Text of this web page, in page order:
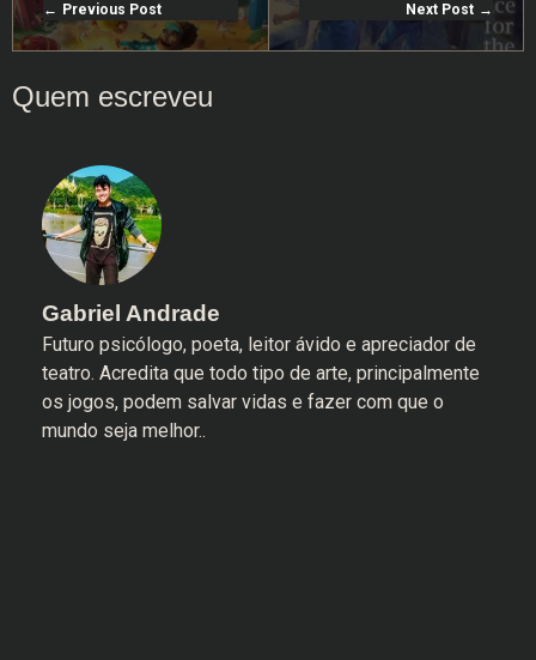
Previous Post Next Post
Gabriel Andrade
Futuro psicólogo, poeta, leitor ávido e apreciador de
teatro. Acredita que todo tipo de arte, principalmente
os jogos, podem salvar vidas e fazer com que o
mundo seja melhor..